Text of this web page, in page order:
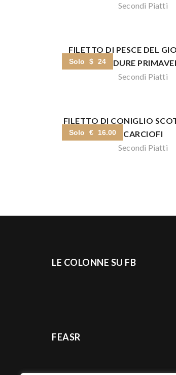
Secondi Piatti
Solo $ 24
FILETTO DI PESCE DEL
VERDURE
Secondi Piatti
Solo € 16.00
FILETTO DI CONIGLIO
CARCIOFI
Secondi Piatti
LE COLONNE SU FB
FEASR